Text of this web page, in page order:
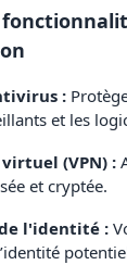
:
et les
(VPN) :
et cryptée.
l'identité :